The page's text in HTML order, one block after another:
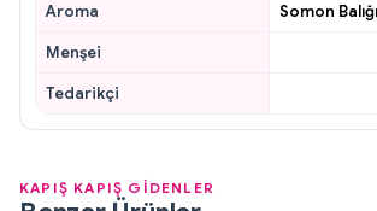
Aroma
Somon Balığı
Menşei
Tedarikçi
KAPIŞ KAPIŞ GİDENLER